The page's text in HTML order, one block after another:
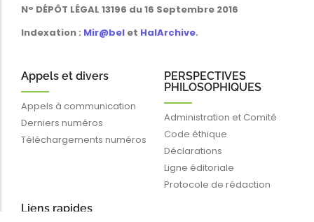
N° DÉPÔT LÉGAL 13196 du 16 Septembre 2016
Indexation : Mir@bel et HalArchive.
Appels et divers
Appels à communication
Derniers numéros
Téléchargements numéros
PERSPECTIVES
PHILOSOPHIQUES
Administration et Comité
Code éthique
Déclarations
Ligne éditoriale
Protocole de rédaction
Liens rapides